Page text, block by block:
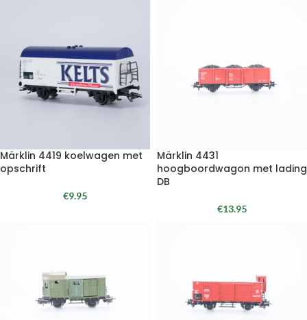
Märklin 4419 koelwagen met
opschrift
€9.95
Märklin 4431
hoogboordwagon met lading
DB
€13.95